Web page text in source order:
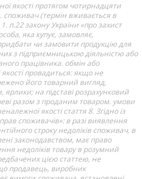
якості протягом чотирнадцяти
споживач (термін вживається в
1. п.22 закону України «про захист
яка купує, замовляє,
чи замовити продукцію для
з підприємницькою діяльністю або
працівника. обмін або
провадиться: якщо не
його товарний вигляд,
ярлики; на підставі розрахунковий
разом з проданим товаром. умови
якості стаття 8. Згідно із
споживачів»: в разі виявлення
строку недоліків споживач, в
законодавством, має право
недоліків товару в розумний
цією статтею, не
продавець, виробник